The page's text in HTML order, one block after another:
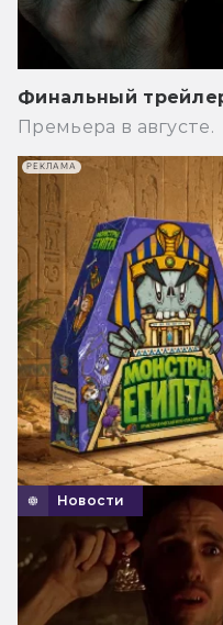
Финальный
Премьера в августе.
Новости
РЕКЛАМА